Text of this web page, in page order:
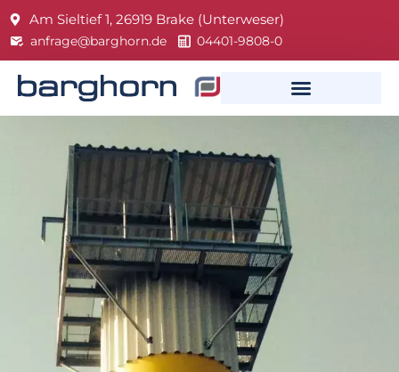
Am Sieltief 1, 26919 Brake (Unterweser)
anfrage@barghorn.de 04401-9808-0